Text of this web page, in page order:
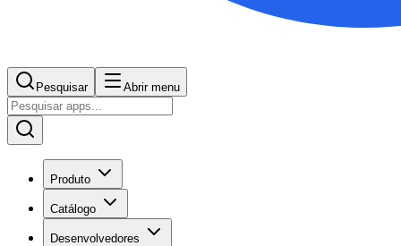
Pesquisar Abrir menu
Produto
Catálogo
Desenvolvedores